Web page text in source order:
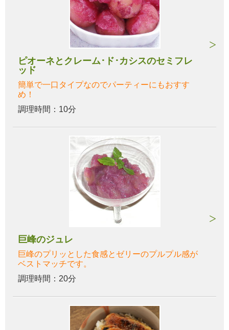
ピオーネとクレーム･ド･カシスのセミフレ
ッド
簡単で一口タイプなのでパーティーにもおすす
め！
調理時間：10分
巨峰のジュレ
巨峰のプリッとした食感とゼリーのプルプル感が
ベストマッチです。
調理時間：20分